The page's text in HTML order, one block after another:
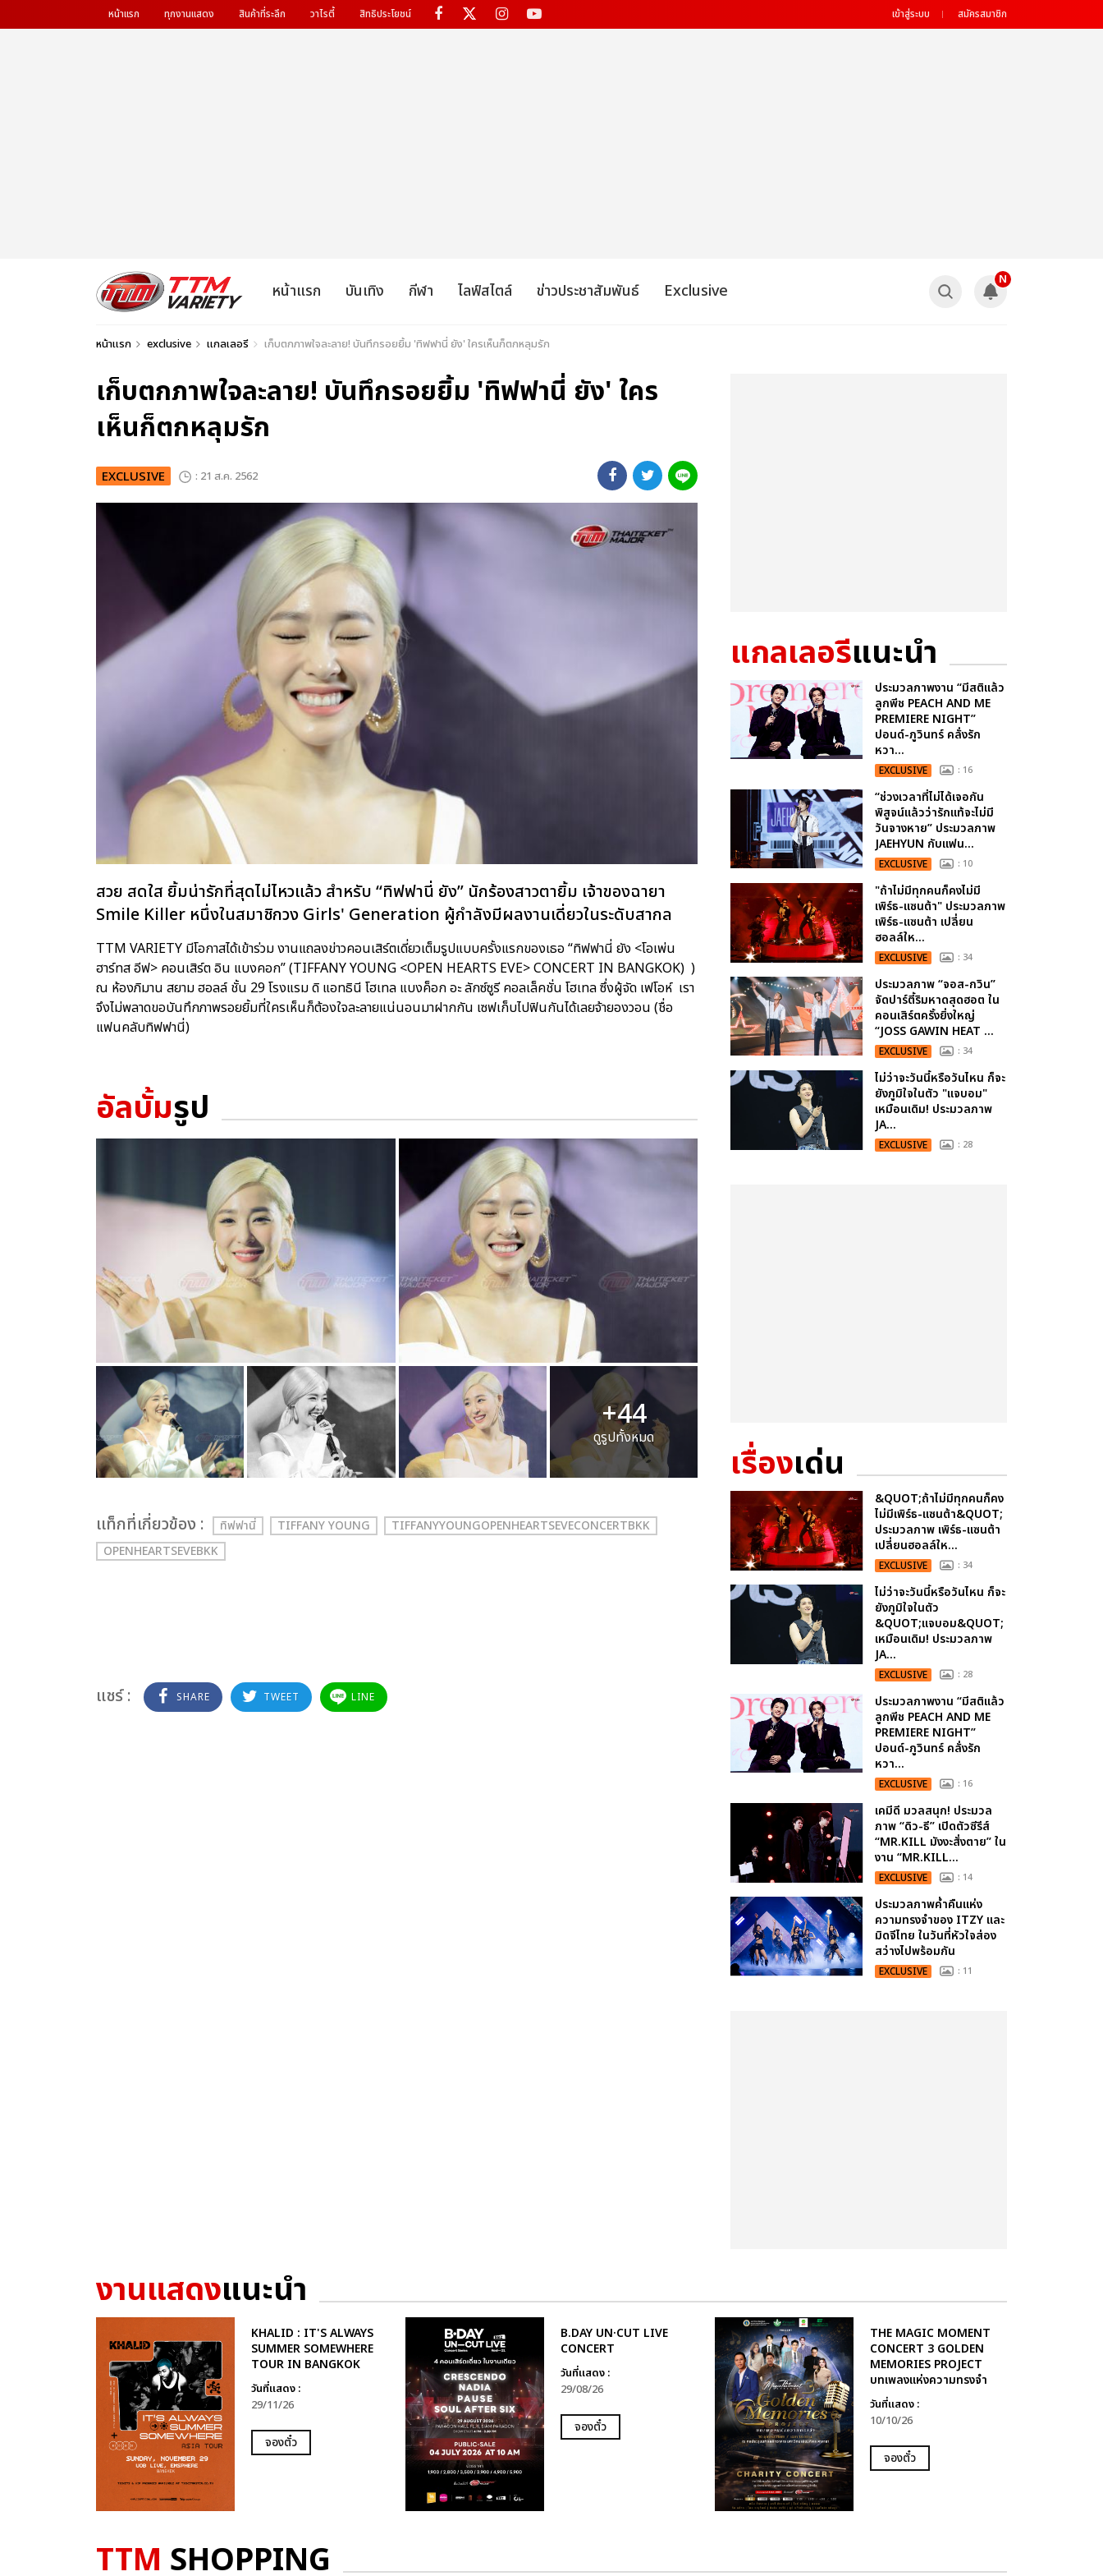
หน้าแรก ทุกงานแสดง สินค้าที่ระลึก วาไรตี้ สิทธิประโยชน์ เข้าสู่ระบบ สมัครสมาชิก
หน้าแรก บันเทิง กีฬา ไลฟ์สไตล์ ข่าวประชาสัมพันธ์ Exclusive
N
หน้าแรก exclusive แกลเลอรี เก็บตกภาพใจละลาย! บันทึกรอยยิ้ม 'ทิฟฟานี่ ยัง' ใครเห็นก็ตกหลุมรัก
เก็บตกภาพใจละลาย! บันทึกรอยยิ้ม 'ทิฟฟานี่ ยัง' ใคร
เห็นก็ตกหลุมรัก
EXCLUSIVE : 21 ส.ค. 2562
สวย สดใส ยิ้มน่ารักที่สุดไม่ไหวแล้ว สำหรับ “ทิฟฟานี่ ยัง” นักร้องสาวตายิ้ม เจ้าของฉายา
Smile Killer หนึ่งในสมาชิกวง Girls' Generation ผู้กำลังมีผลงานเดี่ยวในระดับสากล
TTM VARIETY มีโอกาสได้เข้าร่วม งานแถลงข่าวคอนเสิร์ตเดี่ยวเต็มรูปแบบครั้งแรกของเธอ “ทิฟฟานี่ ยัง <โอเพ่น
ฮาร์ทส อีฟ> คอนเสิร์ต อิน แบงคอก” (TIFFANY YOUNG <OPEN HEARTS EVE> CONCERT IN BANGKOK) )
ณ ห้องภิมาน สยาม ฮอลล์ ชั้น 29 โรงแรม ดิ แอทธินี โฮเทล แบงค็อก อะ ลักซ์ซูรี คอลเล็คชั่น โฮเทล ซึ่งผู้จัด เฟโอห์ เรา
จึงไม่พลาดขอบันทึกภาพรอยยิ้มที่ใครเห็นก็ต้องใจละลายแน่นอนมาฝากกัน เซฟเก็บไปฟินกันได้เลยจ้ายองวอน (ชื่อ
แฟนคลับทิฟฟานี่)
อัลบั้มรูป
+44
ดูรูปทั้งหมด
เเท็กที่เกี่ยวข้อง : ทิฟฟานี่ TIFFANY YOUNG
TIFFANYYOUNGOPENHEARTSEVECONCERTBKK
OPENHEARTSEVEBKK
แชร์ : SHARE TWEET LINE
แกลเลอรีแนะนำ
ประมวลภาพงาน “มีสติแล้ว
ลูกพีช PEACH AND ME
PREMIERE NIGHT”
ปอนด์-ภูวินทร์ คลั่งรัก
หวา...
EXCLUSIVE : 16
“ช่วงเวลาที่ไม่ได้เจอกัน
พิสูจน์แล้วว่ารักแท้จะไม่มี
วันจางหาย” ประมวลภาพ
JAEHYUN กับแฟน...
EXCLUSIVE : 10
"ถ้าไม่มีทุกคนก็คงไม่มี
เพิร์ธ-แซนต้า" ประมวลภาพ
เพิร์ธ-แซนต้า เปลี่ยน
ฮอลล์ให...
EXCLUSIVE : 34
ประมวลภาพ “จอส-กวิน”
จัดปาร์ตี้ริมหาดสุดฮอต ใน
คอนเสิร์ตครั้งยิ่งใหญ่
“JOSS GAWIN HEAT ...
EXCLUSIVE : 34
ไม่ว่าจะวันนี้หรือวันไหน ก็จะ
ยังภูมิใจในตัว "แจบอม"
เหมือนเดิม! ประมวลภาพ
JA...
EXCLUSIVE : 28
เรื่องเด่น
&QUOT;ถ้าไม่มีทุกคนก็คง
ไม่มีเพิร์ธ-แซนต้า&QUOT;
ประมวลภาพ เพิร์ธ-แซนต้า
เปลี่ยนฮอลล์ให...
EXCLUSIVE : 34
ไม่ว่าจะวันนี้หรือวันไหน ก็จะ
ยังภูมิใจในตัว
&QUOT;แจบอม&QUOT;
เหมือนเดิม! ประมวลภาพ
JA...
EXCLUSIVE : 28
ประมวลภาพงาน “มีสติแล้ว
ลูกพีช PEACH AND ME
PREMIERE NIGHT”
ปอนด์-ภูวินทร์ คลั่งรัก
หวา...
EXCLUSIVE : 16
เคมีดี มวลสนุก! ประมวล
ภาพ “ดิว-ธี” เปิดตัวซีรีส์
“MR.KILL มังงะสั่งตาย” ใน
งาน “MR.KILL...
EXCLUSIVE : 14
ประมวลภาพค่ำคืนแห่ง
ความทรงจำของ ITZY และ
มิดจีไทย ในวันที่หัวใจส่อง
สว่างไปพร้อมกัน
EXCLUSIVE : 11
งานแสดงแนะนำ
KHALID : IT'S ALWAYS
SUMMER SOMEWHERE
TOUR IN BANGKOK
วันที่แสดง :
29/11/26
จองตั๋ว
B.DAY UN·CUT LIVE
CONCERT
วันที่แสดง :
29/08/26
จองตั๋ว
THE MAGIC MOMENT
CONCERT 3 GOLDEN
MEMORIES PROJECT
บทเพลงแห่งความทรงจำ
วันที่แสดง :
10/10/26
จองตั๋ว
TTM SHOPPING